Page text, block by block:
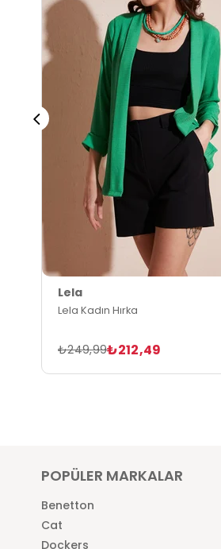
Lela
Lela Kadın Hırka
₺212,49
₺249,99
POPÜLER MARKALAR
Benetton
Cat
Dockers